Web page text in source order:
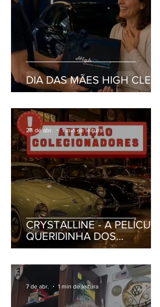
DIA DAS MÃES HIGH CLEAN
CRYSTALLINE - A PELÍCULA
QUERIDINHA DOS
ANTIGOMOBILISTAS
23 de abr. 1 min de leitura
7 de abr. 1 min de leitura